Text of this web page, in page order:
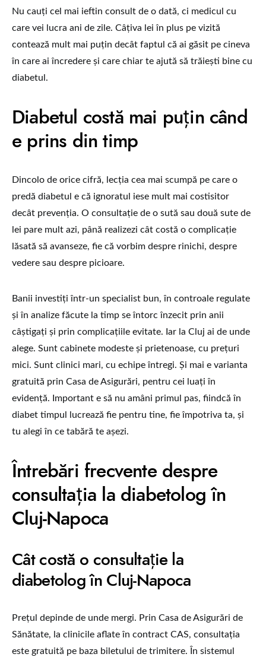
Nu cauți cel mai ieftin consult de o dată, ci medicul cu
care vei lucra ani de zile. Câțiva lei în plus pe vizită
contează mult mai puțin decât faptul că ai găsit pe cineva
în care ai încredere și care chiar te ajută să trăiești bine cu
diabetul.
Diabetul costă mai puțin când
e prins din timp
Dincolo de orice cifră, lecția cea mai scumpă pe care o
predă diabetul e că ignoratul iese mult mai costisitor
decât prevenția. O consultație de o sută sau două sute de
lei pare mult azi, până realizezi cât costă o complicație
lăsată să avanseze, fie că vorbim despre rinichi, despre
vedere sau despre picioare.
Banii investiți într-un specialist bun, în controale regulate
și în analize făcute la timp se întorc înzecit prin anii
câștigați și prin complicațiile evitate. Iar la Cluj ai de unde
alege. Sunt cabinete modeste și prietenoase, cu prețuri
mici. Sunt clinici mari, cu echipe întregi. Și mai e varianta
gratuită prin Casa de Asigurări, pentru cei luați în
evidență. Important e să nu amâni primul pas, fiindcă în
diabet timpul lucrează fie pentru tine, fie împotriva ta, și
tu alegi în ce tabără te așezi.
Întrebări frecvente despre
consultația la diabetolog în
Cluj-Napoca
Cât costă o consultație la
diabetolog în Cluj-Napoca
Prețul depinde de unde mergi. Prin Casa de Asigurări de
Sănătate, la clinicile aflate în contract CAS, consultația
este gratuită pe baza biletului de trimitere. În sistemul